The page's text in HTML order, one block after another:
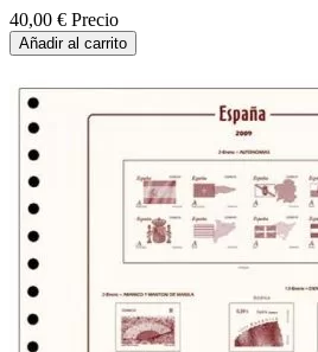
40,00 € Precio
Añadir al carrito